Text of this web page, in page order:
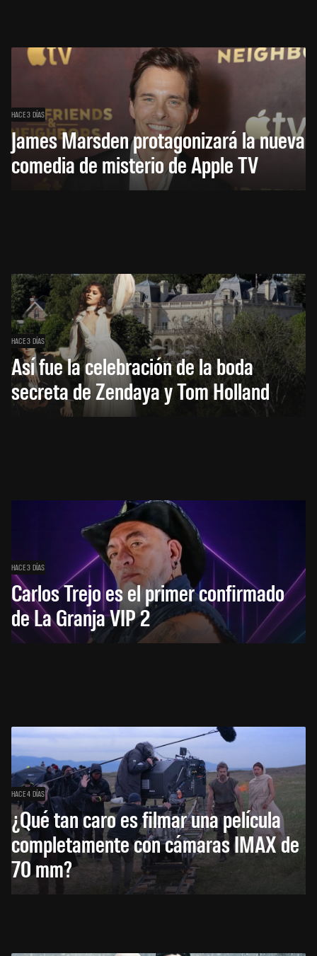
HACE 3 DÍAS
James Marsden protagonizará la nueva
comedia de misterio de Apple TV
HACE 3 DÍAS
Así fue la celebración de la boda
secreta de Zendaya y Tom Holland
HACE 3 DÍAS
Carlos Trejo es el primer confirmado
de La Granja VIP 2
HACE 4 DÍAS
¿Qué tan caro es filmar una película
completamente con cámaras IMAX de
70 mm?